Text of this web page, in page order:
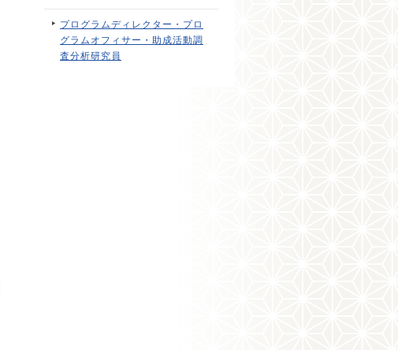
プログラムディレクター・プロ
グラムオフィサー・助成活動調
査分析研究員